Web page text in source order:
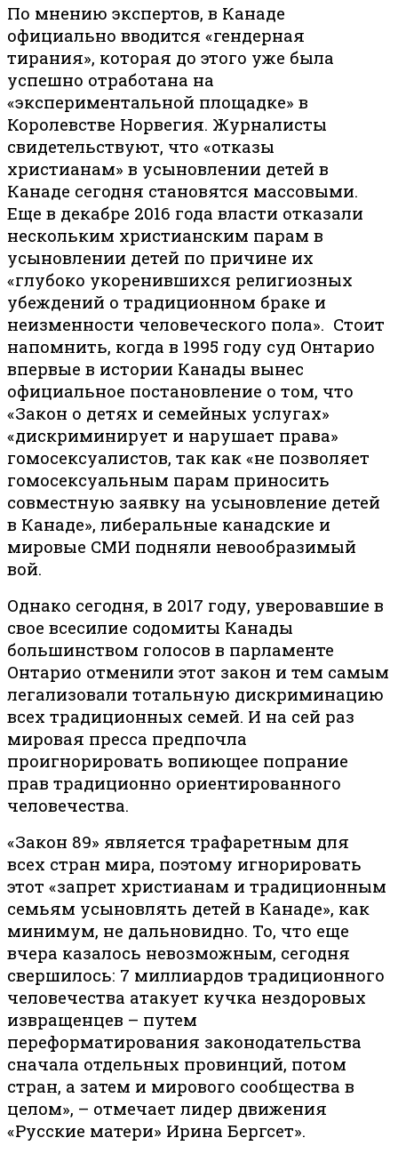
По мнению экспертов, в Канаде
официально вводится «гендерная
тирания», которая до этого уже была
успешно отработана на
«экспериментальной площадке» в
Королевстве Норвегия. Журналисты
свидетельствуют, что «отказы
христианам» в усыновлении детей в
Канаде сегодня становятся массовыми.
Еще в декабре 2016 года власти отказали
нескольким христианским парам в
усыновлении детей по причине их
«глубоко укоренившихся религиозных
убеждений о традиционном браке и
неизменности человеческого пола». Стоит
напомнить, когда в 1995 году суд Онтарио
впервые в истории Канады вынес
официальное постановление о том, что
«Закон о детях и семейных услугах»
«дискриминирует и нарушает права»
гомосексуалистов, так как «не позволяет
гомосексуальным парам приносить
совместную заявку на усыновление детей
в Канаде», либеральные канадские и
мировые СМИ подняли невообразимый
вой.
Однако сегодня, в 2017 году, уверовавшие в
свое всесилие содомиты Канады
большинством голосов в парламенте
Онтарио отменили этот закон и тем самым
легализовали тотальную дискриминацию
всех традиционных семей. И на сей раз
мировая пресса предпочла
проигнорировать вопиющее попрание
прав традиционно ориентированного
человечества.
«Закон 89» является трафаретным для
всех стран мира, поэтому игнорировать
этот «запрет христианам и традиционным
семьям усыновлять детей в Канаде», как
минимум, не дальновидно. То, что еще
вчера казалось невозможным, сегодня
свершилось: 7 миллиардов традиционного
человечества атакует кучка нездоровых
извращенцев – путем
переформатирования законодательства
сначала отдельных провинций, потом
стран, а затем и мирового сообщества в
целом», – отмечает лидер движения
«Русские матери» Ирина Бергсет».